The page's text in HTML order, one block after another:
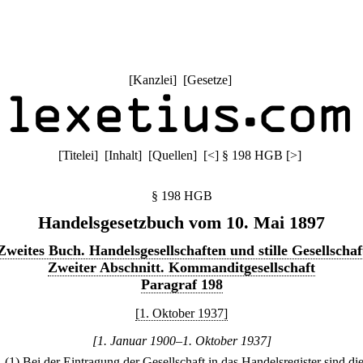
[Kanzlei] [Gesetze]
[Titelei] [Inhalt] [Quellen] [<] § 198 HGB [>]
§ 198 HGB
Handelsgesetzbuch vom 10. Mai 1897
Buch. Handelsgesellschaften und stille
Zweiter Abschnitt. Kommanditgesellschaft
Paragraf 198
[1. Oktober 1937]
[1. Januar 1900–1. Oktober 1937]